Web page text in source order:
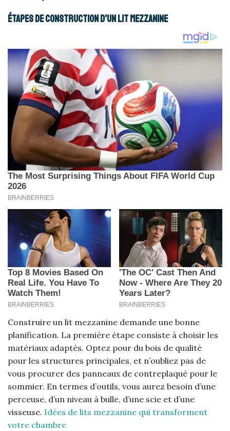
Étapes de construction d’un lit mezzanine
Construire un lit mezzanine demande une bonne
planification. La première étape consiste à choisir les
matériaux adaptés. Optez pour du bois de qualité
pour les structures principales, et n’oubliez pas de
vous procurer des panneaux de contreplaqué pour le
sommier. En termes d’outils, vous aurez besoin d’une
perceuse, d’un niveau à bulle, d’une scie et d’une
visseuse. Idées de lits mezzanine qui transforment
votre chambre